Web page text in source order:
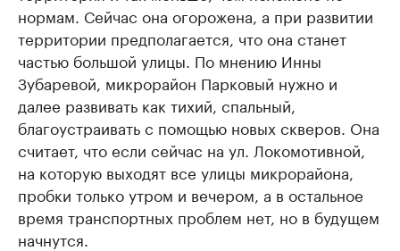
нормам. Сейчас она огорожена, а при развитии
территории предполагается, что она станет
частью большой улицы. По мнению Инны
Зубаревой, микрорайон Парковый нужно и
далее развивать как тихий, спальный,
благоустраивать с помощью новых скверов. Она
считает, что если сейчас на ул. Локомотивной,
на которую выходят все улицы микрорайона,
пробки только утром и вечером, а в остальное
время транспортных проблем нет, но в будущем
начнутся.